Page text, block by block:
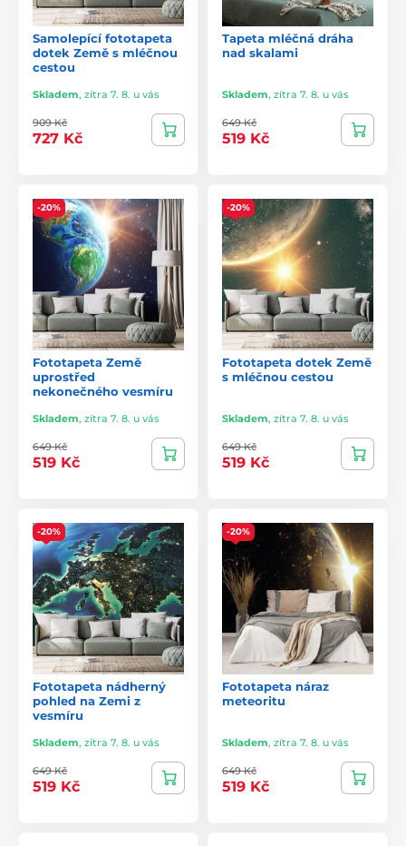
Samolepící fototapeta
dotek Země s mléčnou
cestou
Skladem, zítra 7. 8. u vás
909 Kč
727 Kč
Tapeta mléčná dráha
nad skalami
Skladem, zítra 7. 8. u vás
649 Kč
519 Kč
-20%
Fototapeta Země
uprostřed
nekonečného vesmíru
Skladem, zítra 7. 8. u vás
649 Kč
519 Kč
-20%
Fototapeta dotek Země
s mléčnou cestou
Skladem, zítra 7. 8. u vás
649 Kč
519 Kč
-20%
Fototapeta nádherný
pohled na Zemi z
vesmíru
Skladem, zítra 7. 8. u vás
649 Kč
519 Kč
-20%
Fototapeta náraz
meteoritu
Skladem, zítra 7. 8. u vás
649 Kč
519 Kč